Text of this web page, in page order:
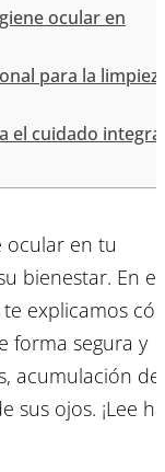
ocular en
para la
el cuidado integral
ocular en tu
bienestar. En
explicamos
forma segura y
acumulación de
sus ojos. ¡Lee